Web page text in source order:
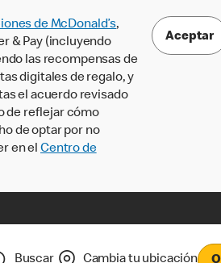
de McDonald’s,
& Pay (incluyendo
las recompensas de
digitales de regalo, y
el acuerdo revisado
de reflejar cómo
de optar por no
en el Centro de
Aceptar
Buscar Cambia tu ubicación